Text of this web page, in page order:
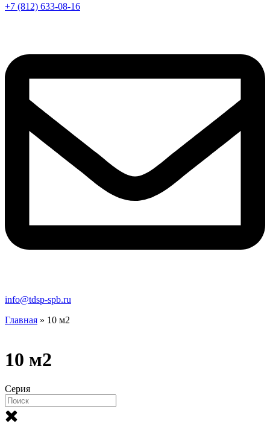
+7 (812) 633-08-16
info@tdsp-spb.ru
Главная » 10 м2
10 м2
Серия